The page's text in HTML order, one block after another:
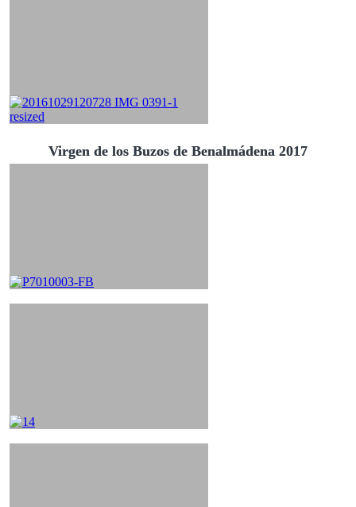
Virgen de los Buzos de Benalmádena 2017